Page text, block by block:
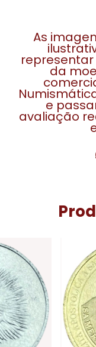
As
da
e
avaliação